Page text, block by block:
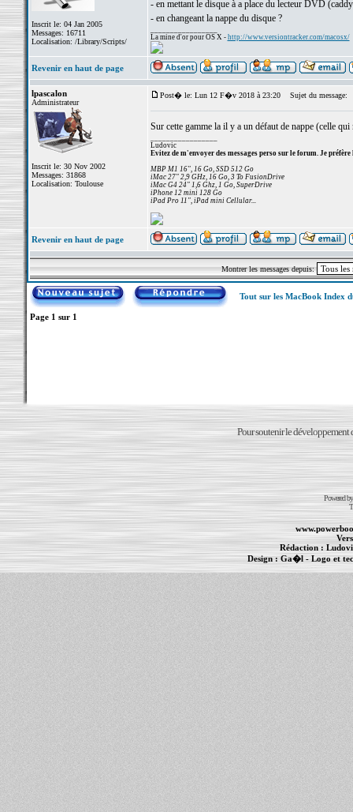
Inscrit le: 04 Jan 2005
Messages: 16711
Localisation: /Library/Scripts/
- en mettant le disque à a place du lecteur DVD
- en changeant la nappe du disque ?
La mine d'or pour OS X - http://www.versiontracker.com/macosx/
Revenir en haut de page
lpascalon
Administrateur
Inscrit le: 30 Nov 2002
Messages: 31868
Localisation: Toulouse
Post� le: Lun 12 F�v 2018 à 23:20 Sujet du message:
Sur cette gamme la il y a un défaut de nappe (celle
Ludovic
Evitez de m'envoyer des messages perso sur le forum. Je préfère
MBP M1 16", 16 Go, SSD 512 Go
iMac 27" 2,9 GHz, 16 Go, 3 To FusionDrive
iMac G4 24" 1,6 Ghz, 1 Go, SuperDrive
iPhone 12 mini 128 Go
iPad Pro 11", iPad mini Cellular...
Revenir en haut de page
Montrer les messages depuis:
Tout sur les MacBook Index
Page 1 sur 1
Pour soutenir le développement
Powered
Rédaction :
Design :Ga�l- Logo et
- MacBook Pro